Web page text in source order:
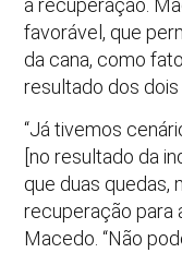
a recuperação.
favorável, que
da cana, como
resultado dos dois
“Já tivemos
[no resultado da
que duas quedas,
recuperação para
Macedo. “Não